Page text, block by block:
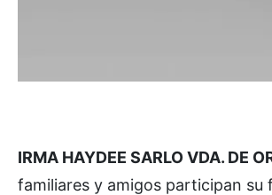
IRMA HAYDEE SARLO VDA. DE
familiares y amigos participan su